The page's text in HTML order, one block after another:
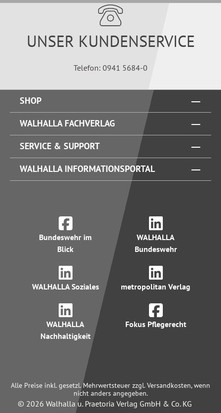
UNSER KUNDENSERVICE
Telefon: 0941 5684-0
SHOP
WALHALLA FACHVERLAG
SERVICE & SUPPORT
WALHALLA INFORMATIONSPORTAL
Bundeswehr im
Blick
WALHALLA
Bundeswehr
WALHALLA Soziales metropolitan Verlag
WALHALLA
Nachhaltigkeit
Fokus Pflegerecht
Alle Preise inkl. gesetzl. Mehrwertsteuer zzgl. Versandkosten, wenn
nicht anders angegeben.
© 2026 Walhalla u. Praetoria Verlag GmbH & Co. KG